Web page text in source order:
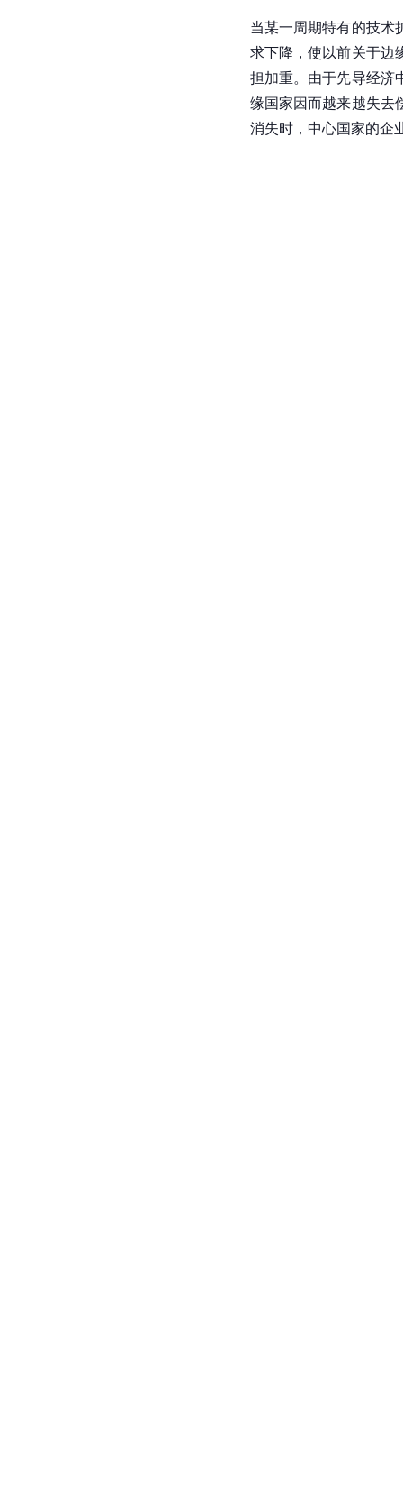
当某一周期特有的技术
求下降，使以前关于边
担加重。由于先导经济
缘国家因而越来越失去
消失时，中心国家的企